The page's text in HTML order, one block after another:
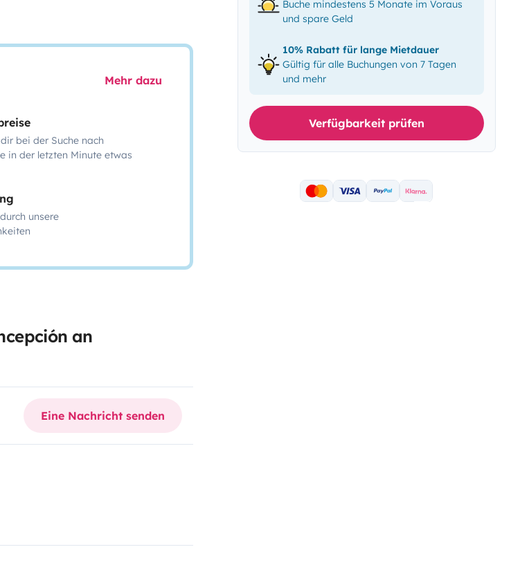
Mehr dazu
bei der Suche nach
in der letzten Minute etwas
unsere
an
Eine Nachricht senden
Buche mindestens 5 Monate im Voraus
und spare Geld
10% Rabatt für lange Mietdauer
Gültig für alle Buchungen von 7 Tagen
und mehr
Verfügbarkeit prüfen